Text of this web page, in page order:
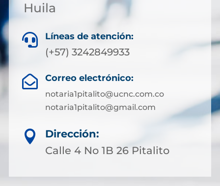
Huila
 Líneas de atención:
(+57) 3242849933
 Correo electrónico:
notaria1pitalito@ucnc.com.co
notaria1pitalito@gmail.com

Dirección:
Calle 4 No 1B 26 Pitalito